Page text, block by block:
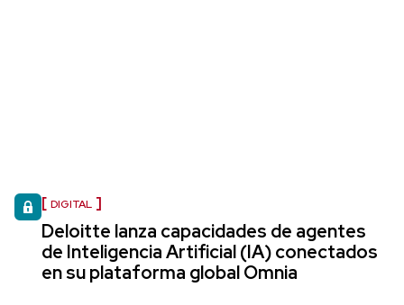
DIGITAL
Deloitte lanza capacidades de agentes
de Inteligencia Artificial (IA) conectados
en su plataforma global Omnia